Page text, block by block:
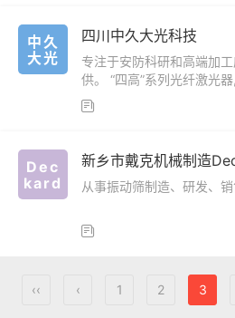
中久
大光
四川中久大光科技
专注于安防科研和高端加
供。 “四高”系列光纤激光
激光器

Dec
kard
新乡市戴克机械制造
从事振动筛制造、研发、

‹‹ ‹ 1 2 3